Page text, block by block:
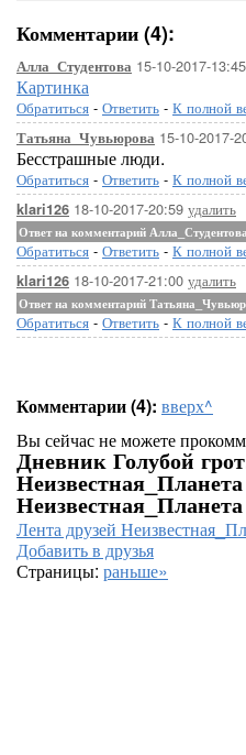
Комментарии (4):
Алла_Студентова 15-10-2017-13:45
Картинка
Обратиться - Ответить - К полной
Татьяна_Чувьюрова 15-10-2017-
Бесстрашные люди.
Обратиться - Ответить - К полной
klari126 18-10-2017-20:59 удалить
Ответ на комментарий Алла_Студентова
Обратиться - Ответить - К полной
klari126 18-10-2017-21:00 удалить
Ответ на комментарий
Обратиться - Ответить - К полной
Комментарии (4): вверх^
Вы сейчас не можете
Дневник Голубой
Лента друзей
Добавить в друзья
Страницы: раньше»